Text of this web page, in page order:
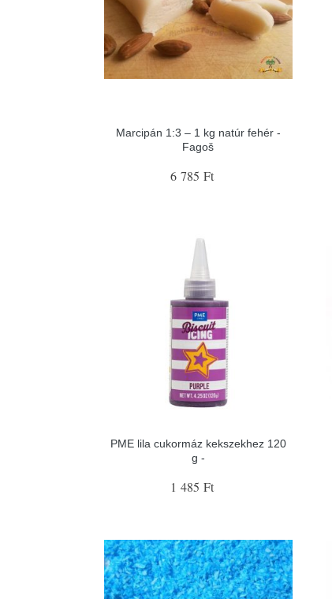
Marcipán 1:3 – 1 kg natúr fehér -
Fagoš
6 785 Ft
PME lila cukormáz kekszekhez 120
g -
1 485 Ft